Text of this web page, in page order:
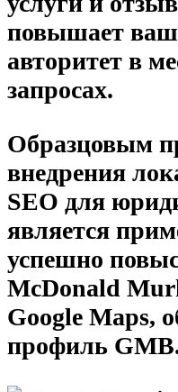
повышает
авторитет в
запросах.
Образцовым
внедрения
SEO для
является
успешно
McDonald
Google Maps,
профиль